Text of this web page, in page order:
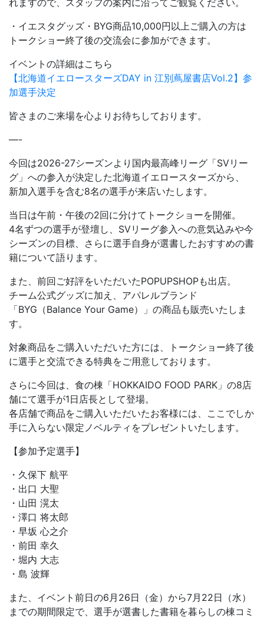
・イエスタグッズ・BYG商品10,000円以上ご購入の方は
トークショー終了後の交流会に参加ができます。
イベントの詳細はこちら
【北海道イエロースターズDAY in 江別蔦屋書店Vol.2】参
加選手決定
皆さまのご来場を心よりお待ちしております。
—-
今回は2026-27シーズンより国内最高峰リーグ「SVリー
グ」への参入が決定した北海道イエロースターズから、
新加入選手を含む8名の選手が来店いたします。
当日は午前・午後の2回に分けてトークショーを開催。
4名ずつの選手が登壇し、SVリーグ参入への意気込みや今
シーズンの目標、 さらに選手自身が選書したおすすめの書
籍について語ります。
また、前回ご好評をいただいたPOPUPSHOPも出店。
チーム公式グッズに加え、アパレルブランド
「BYG（Balance Your Game）」の商品も販売いたしま
す。
対象商品をご購入いただいた方には、トークショー終了後
に選手と交流できる特典をご用意しております。
さらに今回は、食の棟「HOKKAIDO FOOD PARK」の8店
舗にて選手が1日店長として登場。
各店舗で商品をご購入いただいたお客様には、ここでしか
手に入らない限定ノベルティをプレゼントいたします。
【参加予定選手】
・久保下 航平
・出口 大聖
・山田 滉太
・澤口 将太郎
・早坂 心之介
・前田 幸久
・堀内 大志
・島 波輝
また、イベント前日の6月26日（金）から7月22日（水）
までの期間限定で、 選手が選書した書籍を暮らしの棟コミ